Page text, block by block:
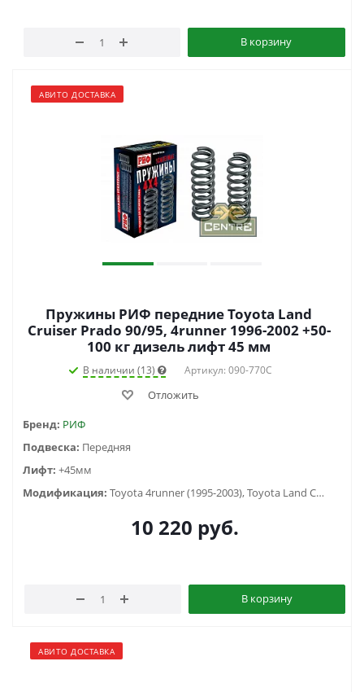
В корзину
АВИТО ДОСТАВКА
Пружины РИФ передние Toyota Land
Cruiser Prado 90/95, 4runner 1996-2002 +50-
100 кг дизель лифт 45 мм
В наличии (13) Артикул: 090-770C
Отложить
Бренд: РИФ
Подвеска: Передняя
Лифт: +45мм
Модификация:
Toyota 4runner (1995-2003), Toyota Land Cruiser Prado 90/95 (1996-2002)
10 220 руб.
В корзину
АВИТО ДОСТАВКА